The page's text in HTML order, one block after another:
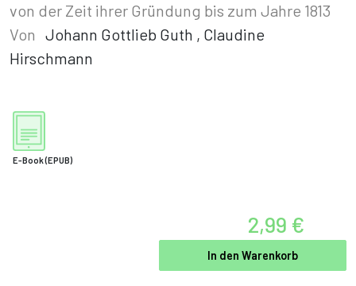
von der Zeit ihrer Gründung bis zum Jahre 1813
Von Johann Gottlieb Guth , Claudine
Hirschmann
E-Book(EPUB)
2,99 €
In den Warenkorb